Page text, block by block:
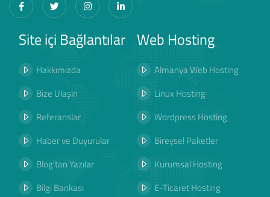
Site içi Bağlantılar
Hakkımızda
Bize Ulaşın
Referanslar
Haber ve Duyurular
Blog'tan Yazılar
Bilgi Bankası
Web Hosting
Almanya Web Hosting
Linux Hosting
Wordpress Hosting
Bireysel Paketler
Kurumsal Hosting
E-Ticaret Hosting